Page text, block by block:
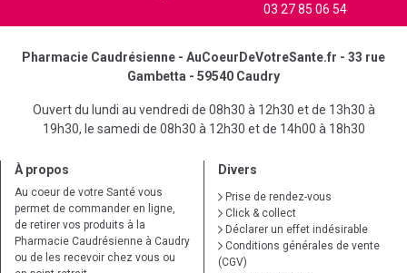
03 27 85 06 54
Pharmacie Caudrésienne - AuCoeurDeVotreSante.fr - 33 rue
Gambetta - 59540 Caudry
Ouvert du lundi au vendredi de 08h30 à 12h30 et de 13h30 à
19h30, le samedi de 08h30 à 12h30 et de 14h00 à 18h30
À propos
Au coeur de votre Santé vous
permet de commander en ligne,
de retirer vos produits à la
Pharmacie Caudrésienne à Caudry
ou de les recevoir chez vous ou
Divers
Prise de rendez-vous
Click & collect
Déclarer un effet indésirable
Conditions générales de vente
(CGV)